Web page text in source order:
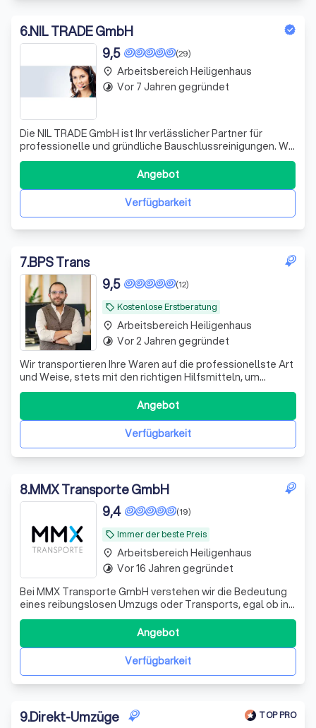
6.NIL TRADE GmbH
(29)
9,5
Die NIL TRADE GmbH ist Ihr verlässlicher Partner für
professionelle und gründliche Bauschlussreinigungen. Wir
wissen, dass ein Bauprojekt eine Herausforderung sein
kann, mit zahlreichen Terminen und der Koordination
verschiedener Gewerke. Deshalb nehmen wir Ihnen gerne
die Reinigungsarbeiten ab. Uns
Verfügbarkeit
Angebot
place Arbeitsbereich Heiligenhaus
timelapse Vor 7 Jahren gegründet
7.BPS Trans
local_offer Kostenlose Erstberatung
(12)
9,5
Wir transportieren Ihre Waren auf die professionellste Art
und Weise, stets mit den richtigen Hilfsmitteln, um
maximale Effizienz zu gewährleisten. Ihre Sicherheit liegt
uns am Herzen – deshalb sind wir während des gesamten
Transportprozesses umfassend versichert. Von dem
Moment an, in dem wir IhreVerfügbarkeit
Angebot
place Arbeitsbereich Heiligenhaus
timelapse Vor 2 Jahren gegründet
8.MMX Transporte GmbH
local_offer Immer der beste Preis
(19)
9,4
Bei MMX Transporte GmbH verstehen wir die Bedeutung
eines reibungslosen Umzugs oder Transports, egal ob in
Ihrer Stadt, durch ganz Deutschland oder über die
Grenzen Europas hinaus. Unser engagiertes Team setzt
sich aus erfahrenen Fachleuten zusammen, die sich durch
ihre Zuverlässigkeit und Sorgfalt
Verfügbarkeit
Angebot
place Arbeitsbereich Heiligenhaus
timelapse Vor 16 Jahren gegründet
9.Direkt-Umzüge TOP PRO